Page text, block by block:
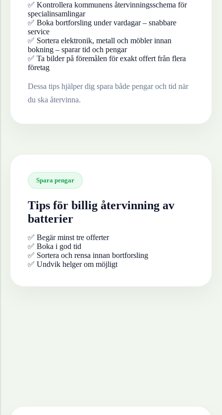
✅ Kontrollera kommunens återvinningsschema för
specialinsamlingar
✅ Boka bortforsling under vardagar – snabbare
service
✅ Sortera elektronik, metall och möbler innan
bokning – sparar tid och pengar
✅ Ta bilder på föremålen för exakt offert från flera
företag
Dessa tips hjälper dig spara både pengar och tid när
du ska återvinna.
Spara pengar
Tips för billig återvinning av
batterier
✅ Begär minst tre offerter
✅ Boka i god tid
✅ Sortera och rensa innan bortforsling
✅ Undvik helger om möjligt